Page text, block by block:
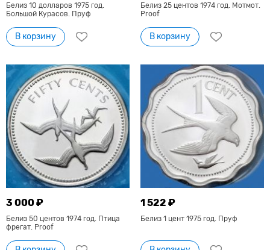
Белиз 10 долларов 1975 год.
Большой Курасов. Пруф
В корзину
Белиз 25 центов 1974 год. Мотмот.
Proof
В корзину
3 000 ₽
Белиз 50 центов 1974 год. Птица
фрегат. Proof
1 522 ₽
Белиз 1 цент 1975 год. Пруф